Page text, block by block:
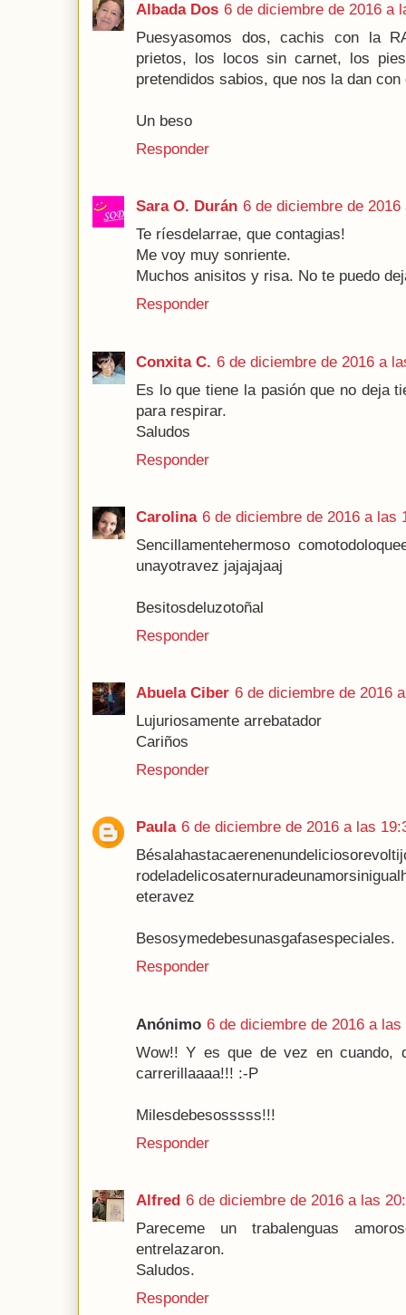
Albada Dos 6 de diciembre de 2016 a
Puesyasomos dos, cachis con la
prietos, los locos sin carnet, los
pretendidos sabios, que nos la dan con
Un beso
Responder
Sara O. Durán 6 de diciembre de 2016
Te ríesdelarrae, que contagias!
Me voy muy sonriente.
Muchos anisitos y risa. No te puedo
Responder
Conxita C. 6 de diciembre de 2016 a
Es lo que tiene la pasión que no deja
para respirar.
Saludos
Responder
Carolina 6 de diciembre de 2016 a las
Sencillamentehermoso
unayotravez jajajajaaj
Besitosdeluzotoñal
Responder
Abuela Ciber 6 de diciembre de 2016
Lujuriosamente arrebatador
Cariños
Responder
Paula 6 de diciembre de 2016 a las
eteravez
Besosymedebesunasgafasespeciales.
Responder
Anónimo 6 de diciembre de 2016 a las
Wow!! Y es que de vez en cuando,
carrerillaaaa!!! :-P
Milesdebesosssss!!!
Responder
Alfred 6 de diciembre de 2016 a las
Pareceme un trabalenguas
entrelazaron.
Saludos.
Responder